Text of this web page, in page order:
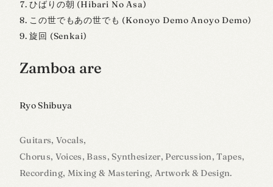
ひばりの朝 (Hibari No Asa)
この世でもあの世でも (Konoyo Demo Anoyo Demo)
旋回 (Senkai)
Zamboa are
Ryo Shibuya
Guitars, Vocals,
Chorus, Voices, Bass, Synthesizer, Percussion, Tapes,
Recording, Mixing & Mastering, Artwork & Design.